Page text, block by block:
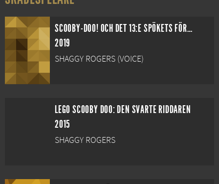
SCOOBY-DOO! OCH DET 13:E SPÖKETS FÖRBANNELSE
2019
SHAGGY ROGERS (VOICE)
LEGO SCOOBY DOO: DEN SVARTE RIDDAREN
2015
SHAGGY ROGERS